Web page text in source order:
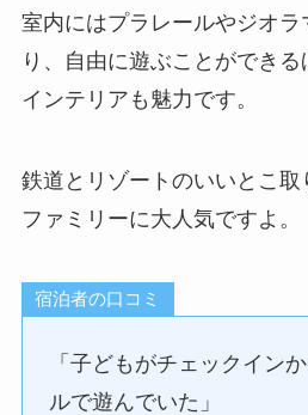
室内にはプラレールやジオラ
り、自由に遊ぶことができ
インテリアも魅力です。
鉄道とリゾートのいいとこ取
ファミリーに大人気ですよ。
宿泊者の口コミ
「子どもがチェックイン
ルで遊んでいた」